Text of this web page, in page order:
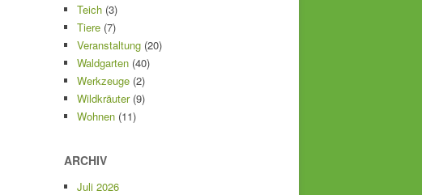
Teich (3)
Tiere (7)
Veranstaltung (20)
Waldgarten (40)
Werkzeuge (2)
Wildkräuter(9)
Wohnen (11)
ARCHIV
Juli 2026